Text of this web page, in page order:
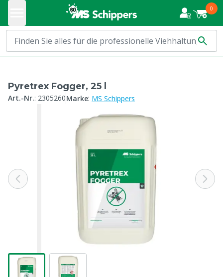
0
Pyretrex Fogger, 25 l
Art.-Nr.: 2305260Marke: MS Schippers